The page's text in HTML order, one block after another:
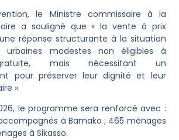
le Ministre commissaire à la
a souligné que « la vente à prix
réponse structurante à la situation
urbaines modestes non éligibles à
mais nécessitant un
pour préserver leur dignité et leur
».
le programme sera renforcé avec :
à Bamako ; 465 ménages
à Sikasso.